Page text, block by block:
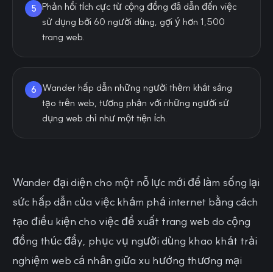
5 Phản hồi tích cực từ cộng đồng đã dẫn đến việc
sử dụng bởi 60 người dùng, gợi ý hơn 1,500
trang web.
6
Wander hấp dẫn những người thèm khát sáng
tạo trên web, tương phản với những người sử
dụng web chỉ như một tiện ích.
Wander đại diện cho một nỗ lực mới để làm sống lại
sức hấp dẫn của việc khám phá internet bằng cách
tạo điều kiện cho việc đề xuất trang web do cộng
đồng thúc đẩy, phục vụ người dùng khao khát trải
nghiệm web cá nhân giữa xu hướng thương mại